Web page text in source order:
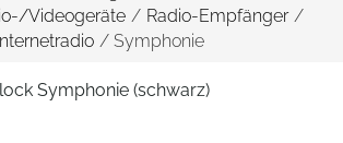
Videogeräte / Radio-Empfänger /
/ Symphonie
Symphonie (schwarz)